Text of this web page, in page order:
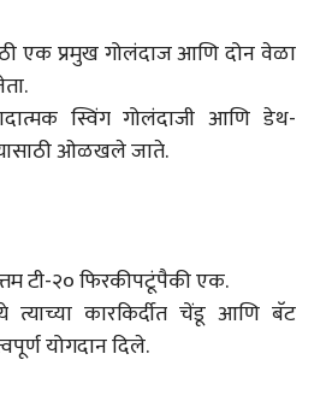
एक प्रमुख गोलंदाज आणि दोन वेळा
स्विंग गोलंदाजी आणि डेथ-
ओळखले जाते.
टी-२० फिरकीपटूंपैकी एक.
कारकिर्दीत चेंडू आणि बॅट
योगदान दिले.